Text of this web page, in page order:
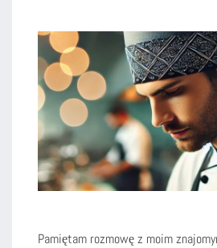
Pamiętam rozmowę z moim